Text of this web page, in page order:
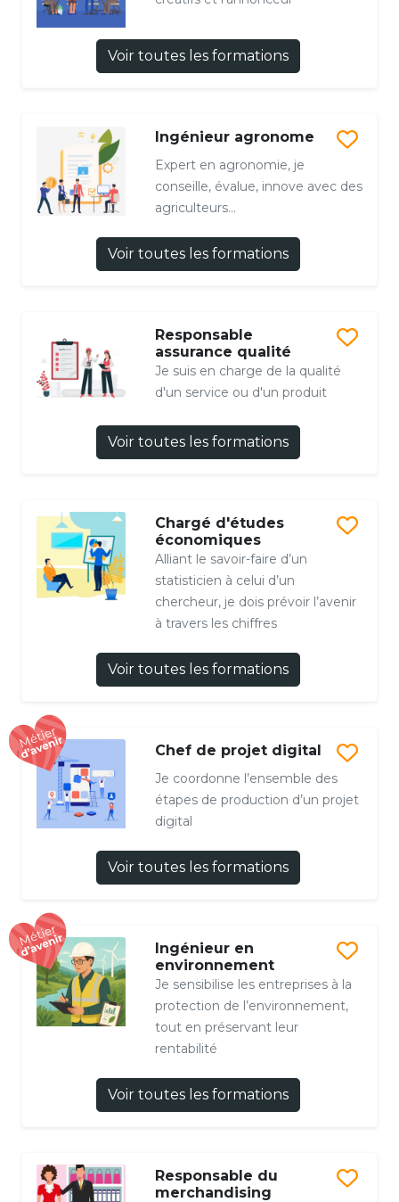
Voir toutes les formations
Ingénieur agronome
Expert en agronomie, je
conseille, évalue, innove avec des
agriculteurs...
Voir toutes les formations
Responsable
assurance qualité
Je suis en charge de la qualité
d'un service ou d'un produit
Voir toutes les formations
Chargé d'études
économiques
Alliant le savoir-faire d’un
statisticien à celui d’un
chercheur, je dois prévoir l’avenir
à travers les chiffres
Voir toutes les formations
Chef de projet digital
Je coordonne l’ensemble des
étapes de production d’un projet
digital
Voir toutes les formations
Ingénieur en
environnement
Je sensibilise les entreprises à la
protection de l’environnement,
tout en préservant leur
rentabilité
Voir toutes les formations
Responsable du
merchandising